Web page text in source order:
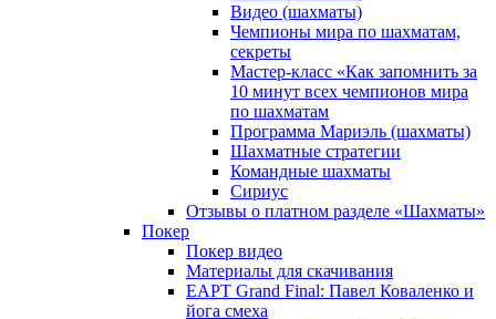
Видео (шахматы)
Чемпионы мира по шахматам,
секреты
Мастер-класс «Как запомнить за
10 минут всех чемпионов мира
по шахматам
Программа Мариэль (шахматы)
Шахматные стратегии
Командные шахматы
Сириус
Отзывы о платном разделе «Шахматы»
Покер
Покер видео
Материалы для скачивания
EAPT Grand Final: Павел Коваленко и
йога смеха